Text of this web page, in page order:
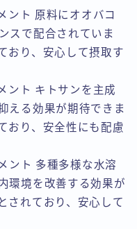
ント 原料にオオバコ
スで配合されていま
おり、安心して摂取す
ント キトサンを主成
える効果が期待できま
おり、安全性にも配慮
ント 多種多様な水溶
環境を改善する効果が
されており、安心して